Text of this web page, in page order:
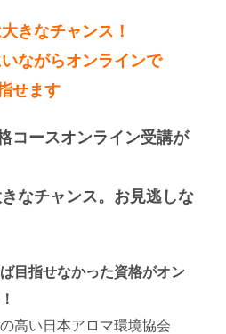
きなチャンス！
ながらオンラインで
せます
コースオンライン受講が
なチャンス。お見逃しな
目指せなかった資格がオン
高い日本アロマ環境協会